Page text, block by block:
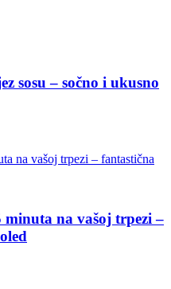
sosu – sočno i ukusno
na vašoj trpezi –